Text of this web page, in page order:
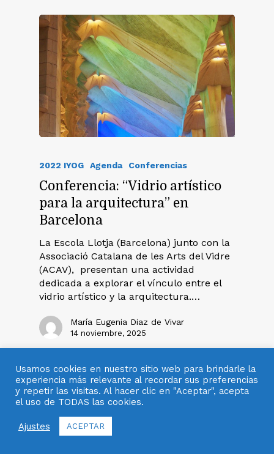
2022 IYOG Agenda Conferencias
Conferencia: “Vidrio artístico
para la arquitectura” en
Barcelona
La Escola Llotja (Barcelona) junto con la
Associació Catalana de les Arts del Vidre
(ACAV), presentan una actividad
dedicada a explorar el vínculo entre el
vidrio artístico y la arquitectura.…
María Eugenia Diaz de Vivar
14 noviembre, 2025
Usamos cookies en nuestro sitio web para brindarle la
experiencia más relevante al recordar sus preferencias
y repetir las visitas. Al hacer clic en "Aceptar", acepta
el uso de TODAS las cookies.
Ajustes ACEPTAR